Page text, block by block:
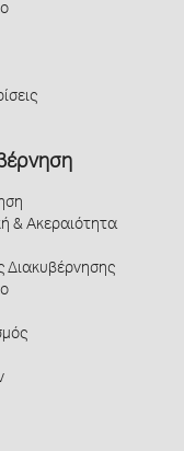
& Ακεραιότητα
Διακυβέρνησης